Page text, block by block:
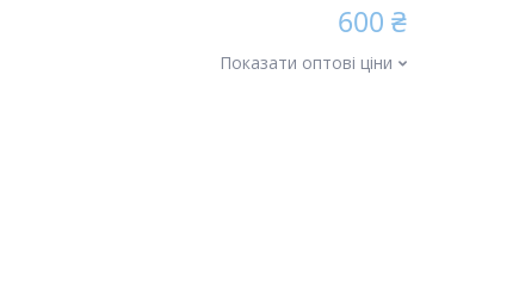
600 ₴
Показати оптові ціни